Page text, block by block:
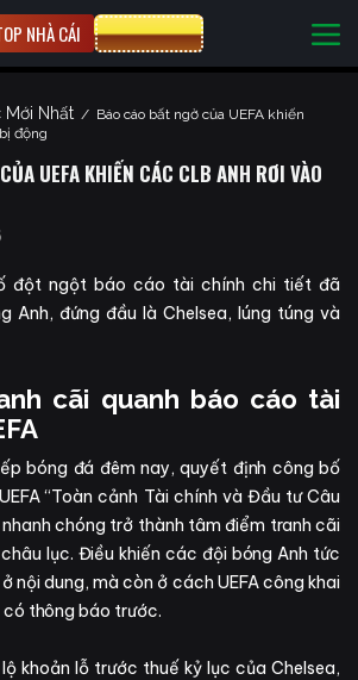
NHÀ CÁI CƯỢC 8XBET
Mới Nhất / Báo cáo bất ngờ của UEFA khiến
động
UEFA KHIẾN CÁC CLB ANH RƠI VÀO
đột ngột báo cáo tài chính chi tiết đã
Anh, đứng đầu là Chelsea, lúng túng và
cãi quanh báo cáo tài
bóng đá đêm nay,quyết định công bố
“Toàn cảnh Tài chính và Đầu tư Câu
chóng trở thành tâm điểm tranh cãi
lục. Điều khiến các đội bóng Anh tức
nội dung, mà còn ở cách UEFA công khai
có thông báo trước.
khoản lỗ trước thuế kỷ lục của Chelsea,